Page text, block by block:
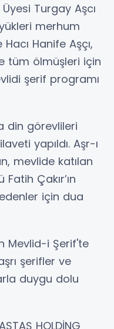
Turgay Aşcı
merhum
Hanife Aşçı,
tüm ölmüşleri için
şerif programı
din görevlileri
yapıldı. Aşr-ı
mevlide katılan
Çakır’ın
için dua
Mevlid-i Şerif'te
şerifler ve
duygu dolu
HOLDİNG